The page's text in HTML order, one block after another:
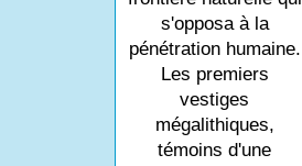
s'opposa à la
pénétration humaine.
Les premiers
vestiges
mégalithiques,
témoins d'une